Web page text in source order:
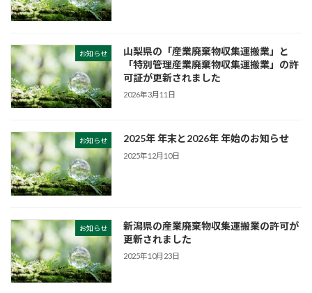
お知らせ
山梨県の「産業廃棄物収集運搬業」と
「特別管理産業廃棄物収集運搬業」の許
可証が更新されました
2026年3月11日
お知らせ 2025年 年末と2026年 年始のお知らせ
2025年12月10日
お知らせ
新潟県の産業廃棄物収集運搬業の許可が
更新されました
2025年10月23日